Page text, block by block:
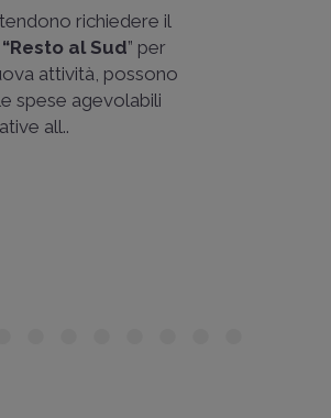
richiedere il
al Sud” per
attività, possono
spese agevolabili
all..